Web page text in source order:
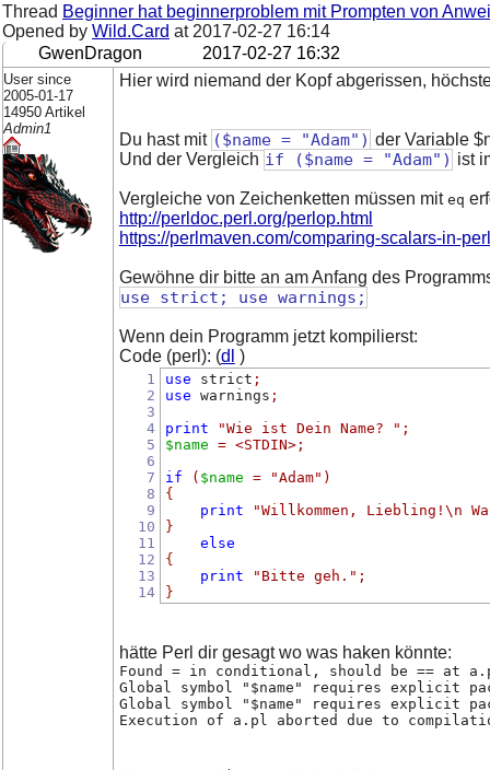
Thread Beginner hat beginnerproblem mit Prompten von
Opened by Wild.Card at 2017-02-27 16:14
GwenDragon
2017-02-27 16:32
User since
2005-01-17
14950 Artikel
Admin1
Hier wird niemand der Kopf abgerissen,
Du hast mit ($name = "Adam") der Variable
Und der Vergleich if ($name = "Adam") ist
Vergleiche von Zeichenketten müssen mit eq
http://perldoc.perl.org/perlop.html
https://perlmaven.com/comparing-scalars-in-perl
Gewöhne dir bitte an am Anfang des
use strict; use warnings;
Wenn dein Programm jetzt kompilierst:
Code (perl): (dl )
1
2
3
4
5
6
7
8
9
10
11
12
13
14
use strict ;
use warnings ;
print
"Wie ist Dein Name? " ;
$name = <STDIN>;
if
( $name = "Adam" )
{
print
"Willkommen, Liebling!\n
}
else
{
print
"Bitte geh." ;
}
hätte Perl dir gesagt wo was haken könnte:
Found = in conditional, should be == at
Global symbol "$name" requires explicit
Global symbol "$name" requires explicit
Execution of a.pl aborted due to